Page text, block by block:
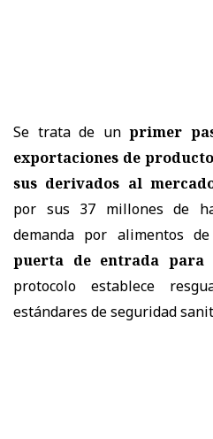
Se trata de unprimer
exportaciones de
sus derivados al
por sus 37 millones de
demanda por alimentos
puerta de entrada
protocolo establece
estándares de seguridad